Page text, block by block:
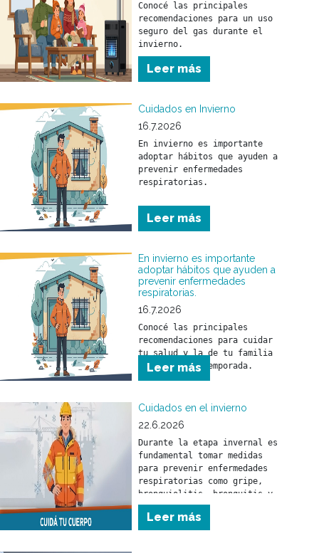
Conocé las principales
recomendaciones para un uso
seguro del gas durante el
invierno.
Leer más
Cuidados en Invierno
16.7.2026
En invierno es importante
adoptar hábitos que ayuden a
prevenir enfermedades
respiratorias.
Conocé las principales
recomendaciones para cuidar
tu salud y la de tu familia
Leer más
En invierno es importante
adoptar hábitos que ayuden a
prevenir enfermedades
respiratorias.
16.7.2026
Conocé las principales
recomendaciones para cuidar
tu salud y la de tu familia
Leer más
Cuidados en el invierno
22.6.2026
Durante la etapa invernal es
fundamental tomar medidas
para prevenir enfermedades
respiratorias como gripe,
bronquiolitis, bronquitis y
neumonía. Estas pueden
afectar a toda la población
pero, fundamentalmente, a los
Leer más